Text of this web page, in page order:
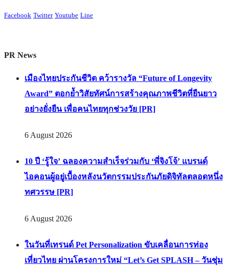
Facebook Twitter Youtube Line
PR News
เมืองไทยประกันชีวิต คว้ารางวัล “Future of Longevity
Award” ตอกย้ำวิสัยทัศน์การสร้างคุณภาพชีวิตที่ยืนยาว
อย่างยั่งยืน เพื่อคนไทยทุกช่วงวัย [PR]
6 August 2026
10 ปี ‘รู้ใจ’ ฉลองความสำเร็จร่วมกับ ‘พี่จิงโจ้’ แบรนด์
ไอคอนผู้อยู่เบื้องหลังนวัตกรรมประกันภัยดิจิทัลตลอดหนึ่ง
ทศวรรษ [PR]
6 August 2026
ในวันที่เทรนด์ Pet Personalization ขับเคลื่อนการท่อง
เที่ยวไทย ผ่านโครงการใหม่ “Let’s Get SPLASH – วันชุ่ม